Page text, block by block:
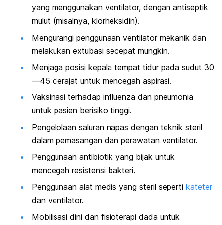
yang menggunakan ventilator, dengan antiseptik
mulut (misalnya, klorheksidin).
Mengurangi penggunaan ventilator mekanik dan
melakukan extubasi secepat mungkin.
Menjaga posisi kepala tempat tidur pada sudut 30
—45 derajat untuk mencegah aspirasi.
Vaksinasi terhadap influenza dan pneumonia
untuk pasien berisiko tinggi.
Pengelolaan saluran napas dengan teknik steril
dalam pemasangan dan perawatan ventilator.
Penggunaan antibiotik yang bijak untuk
mencegah resistensi bakteri.
Penggunaan alat medis yang steril seperti kateter
dan ventilator.
Mobilisasi dini dan fisioterapi dada untuk